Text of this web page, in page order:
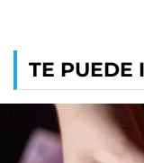
TE PUEDE